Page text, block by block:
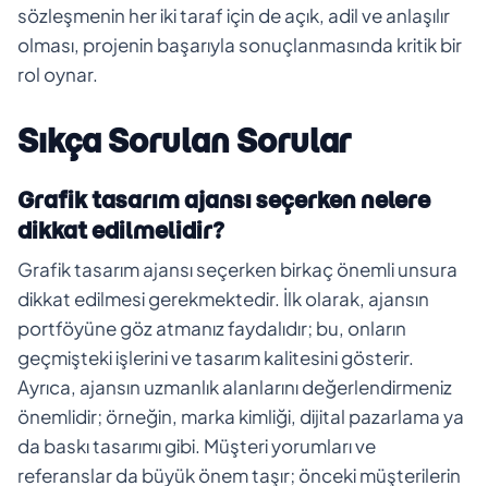
sözleşmenin her iki taraf için de açık, adil ve anlaşılır
olması, projenin başarıyla sonuçlanmasında kritik bir
rol oynar.
Sıkça Sorulan Sorular
Grafik tasarım ajansı seçerken nelere
dikkat edilmelidir?
Grafik tasarım ajansı seçerken birkaç önemli unsura
dikkat edilmesi gerekmektedir. İlk olarak, ajansın
portföyüne göz atmanız faydalıdır; bu, onların
geçmişteki işlerini ve tasarım kalitesini gösterir.
Ayrıca, ajansın uzmanlık alanlarını değerlendirmeniz
önemlidir; örneğin, marka kimliği, dijital pazarlama ya
da baskı tasarımı gibi. Müşteri yorumları ve
referanslar da büyük önem taşır; önceki müşterilerin